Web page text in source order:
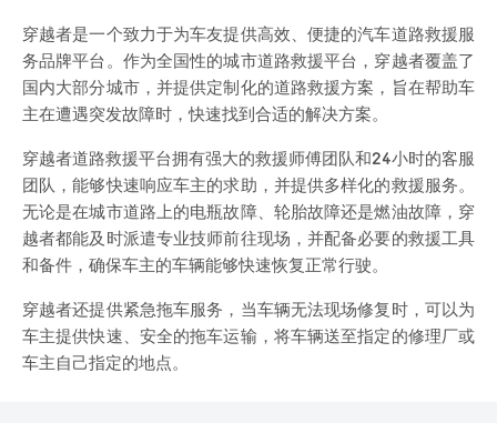
穿越者是一个致力于为车友提供高效、便捷的汽车道路救援服
务品牌平台。作为全国性的城市道路救援平台，穿越者覆盖了
国内大部分城市，并提供定制化的道路救援方案，旨在帮助车
主在遭遇突发故障时，快速找到合适的解决方案。
穿越者道路救援平台拥有强大的救援师傅团队和24小时的客服
团队，能够快速响应车主的求助，并提供多样化的救援服务。
无论是在城市道路上的电瓶故障、轮胎故障还是燃油故障，穿
越者都能及时派遣专业技师前往现场，并配备必要的救援工具
和备件，确保车主的车辆能够快速恢复正常行驶。
穿越者还提供紧急拖车服务，当车辆无法现场修复时，可以为
车主提供快速、安全的拖车运输，将车辆送至指定的修理厂或
车主自己指定的地点。